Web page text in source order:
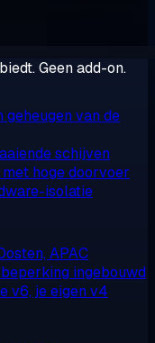
Geen add-on.
geheugen van de
schijven
hoge doorvoer
isolatie
APAC
ingebouwd
v6, je eigen v4